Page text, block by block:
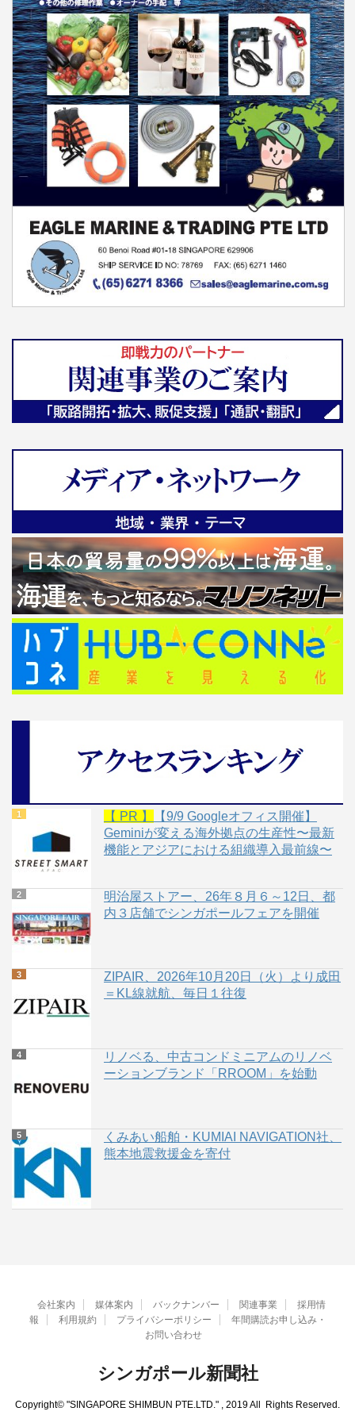
【 PR 】
【9/9 Googleオフィス開催】
Geminiが変える海外拠点の生産性〜最新
機能とアジアにおける組織導入最前線〜
明治屋ストアー、26年８月６～12日、都
内３店舗でシンガポールフェアを開催
ZIPAIR、2026年10月20日（火）より成田
＝KL線就航、毎日１往復
リノベる、中古コンドミニアムのリノベ
ーションブランド「RROOM」を始動
くみあい船舶・KUMIAI NAVIGATION社、
熊本地震救援金を寄付
会社案内 媒体案内 バックナンバー 関連事業
採用情
報
利用規約 プライバシーポリシー
年間購読お申し込み・
お問い合わせ
シンガポール新聞社
Copyright© "SINGAPORE SHIMBUN PTE.LTD." , 2019 All Rights Reserved.